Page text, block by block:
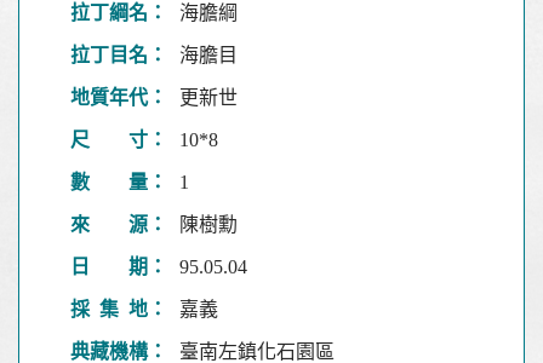
拉丁綱名： 海膽綱
拉丁目名： 海膽目
地質年代： 更新世
尺 寸： 10*8
數 量： 1
來 源： 陳樹勳
日 期： 95.05.04
採 集 地： 嘉義
典藏機構： 臺南左鎮化石園區